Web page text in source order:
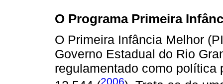
O Programa Primeira
O Primeira Infância Melhor
Governo Estadual do Rio
regulamentado como política
2006